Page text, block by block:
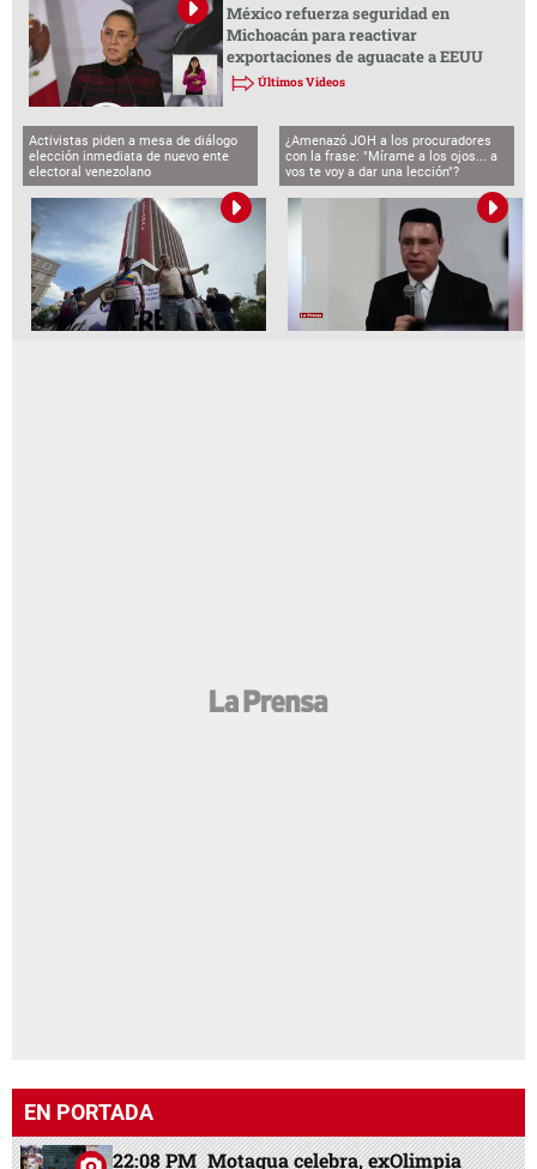
México refuerza seguridad en
Michoacán para reactivar
exportaciones de aguacate a EEUU
Últimos Videos
Activistas piden a mesa de diálogo
elección inmediata de nuevo ente
electoral venezolano
¿Amenazó JOH a los procuradores
con la frase: "Mírame a los ojos... a
vos te voy a dar una lección"?
EN PORTADA
22:08 PM Motagua celebra, exOlimpia